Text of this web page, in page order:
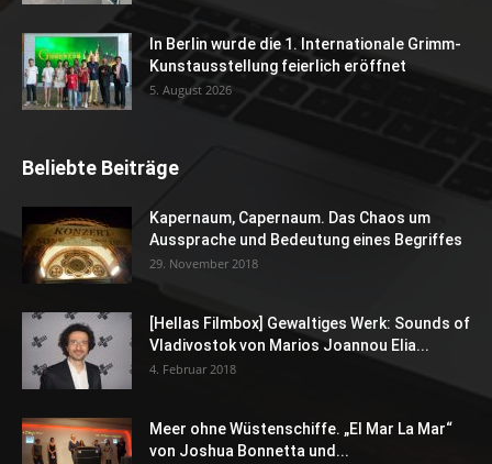
In Berlin wurde die 1. Internationale Grimm-
Kunstausstellung feierlich eröffnet
5. August 2026
Beliebte Beiträge
Kapernaum, Capernaum. Das Chaos um
Aussprache und Bedeutung eines Begriffes
29. November 2018
[Hellas Filmbox] Gewaltiges Werk: Sounds of
Vladivostok von Marios Joannou Elia...
4. Februar 2018
Meer ohne Wüstenschiffe. „El Mar La Mar“
von Joshua Bonnetta und...